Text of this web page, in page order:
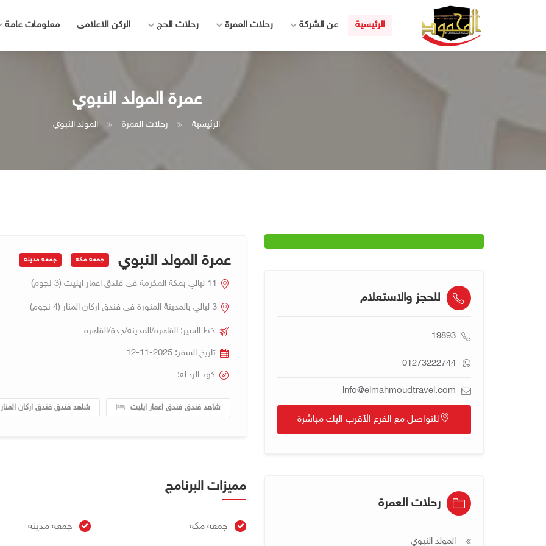
الرئيسية عن الشركة رحلات العمرة رحلات الحج الركن الاعلامى معلومات عامة
عمرة المولد النبوي
الرئيسية رحلات العمرة المولد النبوي
عمرة المولد النبوي جمعه مكه جمعه مدينه
11 ليالي بمكة المكرمة فى فندق اعمار ايليت (3 نجوم)
3 ليالي بالمدينة المنورة فى فندق اركان المنار (4 نجوم)
خط السير: القاهره/المدينه/جدة/القاهره
تاريخ السفر: 2025-11-12
كود الرحله:
شاهد فندق فندق اعمار ايليت شاهد فندق فندق اركان المنار
مميزات البرنامج
جمعه مكه جمعه مدينه
للحجز والاستعلام
19893
01273222744
info@elmahmoudtravel.com
للتواصل مع الفرع الأقرب اليك مباشرة
رحلات العمرة
المولد النبوي